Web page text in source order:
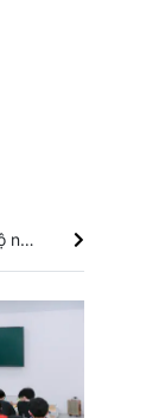
Mưa lớn tại Quảng Trị gây ngập cục bộ nhiều ngầm tràn ở Hướng Phùng, Lao Bảo, Tân Lập, Lìa, trong khi các khu vực miền núi được cơ quan chức năng cảnh báo đề phòng nguy cơ lũ quét, sạt lở đất. Mưa lớn gây ngập cục bộ, chia cắt một số khu vực miền núi Quảng Trị Quảng Trị: Mùa mưa lũ cận kề, thường trực nỗi lo bờ sông 'nuốt' đất Lâm Đồng: Mưa lớn gây sạt lở đèo Con Ó, cây đổ trên đèo Bảo Lộc